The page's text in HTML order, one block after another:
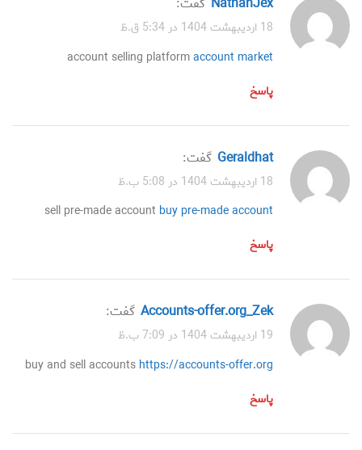
18 اردیبهشت 1404 در 5:34 ق.ظ
account selling platformaccount market
پاسخ
Geraldhat گفت:
18 اردیبهشت 1404 در 5:08 ب.ظ
sell pre-made account buy pre-made account
پاسخ
accounts-offer.org_Zek گفت:
19 اردیبهشت 1404 در 7:09 ب.ظ
buy and sell accounts https://accounts-offer.org
پاسخ